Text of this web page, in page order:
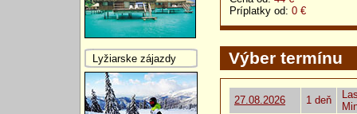
Príplatky od: 0 €
Výber termínu
27.08.2026 1 deň
Lyžiarske zájazdy